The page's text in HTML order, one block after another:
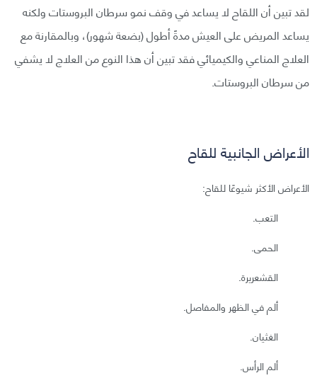
لقد تبين أن اللقاح لا يساعد في وقف نمو سرطان البروستات ولكنه
يساعد المريض على العيش مدةً أطول (بضعة شهور)، وبالمقارنة مع
العلاج المناعي والكيميائي فقد تبين أن هذا النوع من العلاج لا يشفي
من سرطان البروستات.
الأعراض الجانبية للقاح
الأعراض الأكثر شيوعًا للقاح:
التعب.
الحمى.
القشعريرة.
ألم في الظهر والمفاصل.
الغثيان.
ألم الرأس.